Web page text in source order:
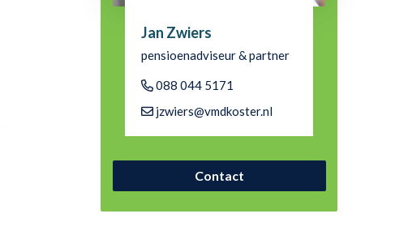
Jan Zwiers
pensioenadviseur & partner
088 044 5171
jzwiers@vmdkoster.nl
Contact